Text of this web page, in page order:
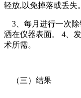
轻放,以免掉落或丢失。
3、每月进行一次除
洒在仪器表面。 4、
术所需。
（三）结果